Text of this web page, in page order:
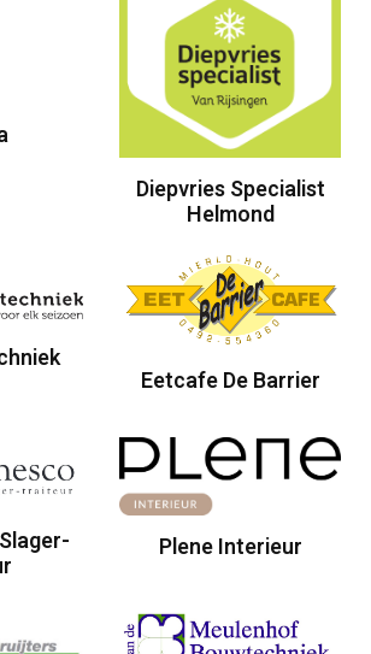
Diepvries Specialist
Helmond
Eetcafe De Barrier
Plene Interieur